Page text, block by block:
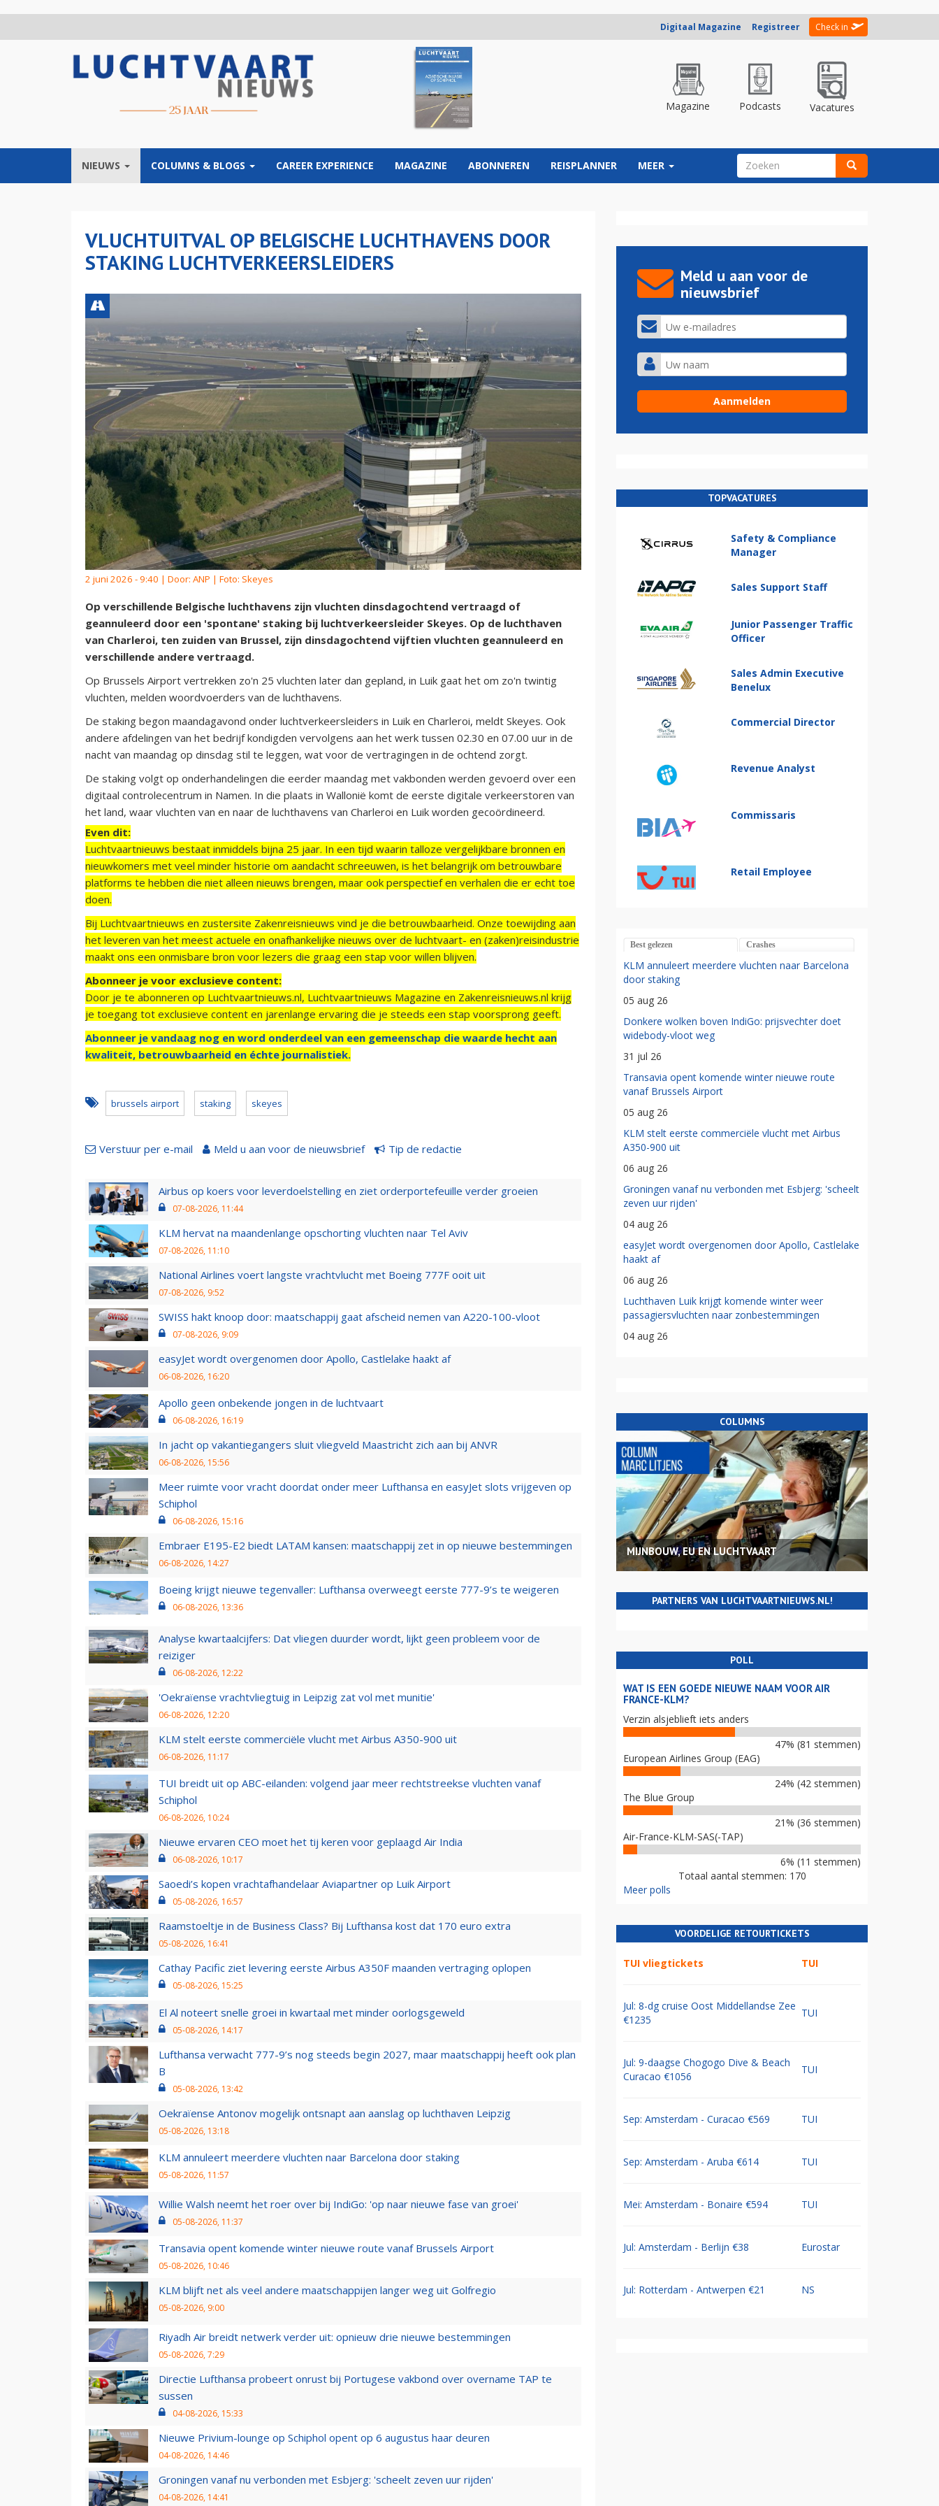
Digitaal Magazine Registreer Check in
Magazine Podcasts Vacatures
NIEUWS COLUMNS & BLOGS CAREER EXPERIENCE MAGAZINE ABONNEREN REISPLANNER MEER ZOEKVELD
VLUCHTUITVAL OP BELGISCHE LUCHTHAVENS DOOR
STAKING LUCHTVERKEERSLEIDERS
2 juni 2026 - 9:40 | Door: ANP | Foto: Skeyes
Op verschillende Belgische luchthavens zijn vluchten dinsdagochtend vertraagd of
geannuleerd door een 'spontane' staking bij luchtverkeersleider Skeyes. Op de luchthaven
van Charleroi, ten zuiden van Brussel, zijn dinsdagochtend vijftien vluchten geannuleerd en
verschillende andere vertraagd.
Op Brussels Airport vertrekken zo'n 25 vluchten later dan gepland, in Luik gaat het om zo'n twintig
vluchten, melden woordvoerders van de luchthavens.
De staking begon maandagavond onder luchtverkeersleiders in Luik en Charleroi, meldt Skeyes. Ook
andere afdelingen van het bedrijf kondigden vervolgens aan het werk tussen 02.30 en 07.00 uur in de
nacht van maandag op dinsdag stil te leggen, wat voor de vertragingen in de ochtend zorgt.
De staking volgt op onderhandelingen die eerder maandag met vakbonden werden gevoerd over een
digitaal controlecentrum in Namen. In die plaats in Wallonië komt de eerste digitale verkeerstoren van
het land, waar vluchten van en naar de luchthavens van Charleroi en Luik worden gecoördineerd.
Even dit:
Luchtvaartnieuws bestaat inmiddels bijna 25 jaar. In een tijd waarin talloze vergelijkbare bronnen en
nieuwkomers met veel minder historie om aandacht schreeuwen, is het belangrijk om betrouwbare
platforms te hebben die niet alleen nieuws brengen, maar ook perspectief en verhalen die er echt toe
doen.
Bij Luchtvaartnieuws en zustersite Zakenreisnieuws vind je die betrouwbaarheid. Onze toewijding aan
het leveren van het meest actuele en onafhankelijke nieuws over de luchtvaart- en (zaken)reisindustrie
maakt ons een onmisbare bron voor lezers die graag een stap voor willen blijven.
Abonneer je voor exclusieve content:
Door je te abonneren op Luchtvaartnieuws.nl, Luchtvaartnieuws Magazine en Zakenreisnieuws.nl krijg
je toegang tot exclusieve content en jarenlange ervaring die je steeds een stap voorsprong geeft.
Abonneer je vandaag nog en word onderdeel van een gemeenschap die waarde hecht aan
kwaliteit, betrouwbaarheid en échte journalistiek.
brussels airport staking skeyes
Verstuur per e-mail Meld u aan voor de nieuwsbrief Tip de redactie
Airbus op koers voor leverdoelstelling en ziet orderportefeuille verder groeien
07-08-2026, 11:44
KLM hervat na maandenlange opschorting vluchten naar Tel Aviv
07-08-2026, 11:10
National Airlines voert langste vrachtvlucht met Boeing 777F ooit uit
07-08-2026, 9:52
SWISS hakt knoop door: maatschappij gaat afscheid nemen van A220-100-vloot
07-08-2026, 9:09
easyJet wordt overgenomen door Apollo, Castlelake haakt af
06-08-2026, 16:20
Apollo geen onbekende jongen in de luchtvaart
06-08-2026, 16:19
In jacht op vakantiegangers sluit vliegveld Maastricht zich aan bij ANVR
06-08-2026, 15:56
Meer ruimte voor vracht doordat onder meer Lufthansa en easyJet slots vrijgeven op
Schiphol
06-08-2026, 15:16
Embraer E195-E2 biedt LATAM kansen: maatschappij zet in op nieuwe bestemmingen
06-08-2026, 14:27
Boeing krijgt nieuwe tegenvaller: Lufthansa overweegt eerste 777-9’s te weigeren
06-08-2026, 13:36
Analyse kwartaalcijfers: Dat vliegen duurder wordt, lijkt geen probleem voor de
reiziger
06-08-2026, 12:22
'Oekraïense vrachtvliegtuig in Leipzig zat vol met munitie'
06-08-2026, 12:20
KLM stelt eerste commerciële vlucht met Airbus A350-900 uit
06-08-2026, 11:17
TUI breidt uit op ABC-eilanden: volgend jaar meer rechtstreekse vluchten vanaf
Schiphol
06-08-2026, 10:24
Nieuwe ervaren CEO moet het tij keren voor geplaagd Air India
06-08-2026, 10:17
Saoedi’s kopen vrachtafhandelaar Aviapartner op Luik Airport
05-08-2026, 16:57
Raamstoeltje in de Business Class? Bij Lufthansa kost dat 170 euro extra
05-08-2026, 16:41
Cathay Pacific ziet levering eerste Airbus A350F maanden vertraging oplopen
05-08-2026, 15:25
El Al noteert snelle groei in kwartaal met minder oorlogsgeweld
05-08-2026, 14:17
Lufthansa verwacht 777-9’s nog steeds begin 2027, maar maatschappij heeft ook plan
B
05-08-2026, 13:42
Oekraïense Antonov mogelijk ontsnapt aan aanslag op luchthaven Leipzig
05-08-2026, 13:18
KLM annuleert meerdere vluchten naar Barcelona door staking
05-08-2026, 11:57
Willie Walsh neemt het roer over bij IndiGo: 'op naar nieuwe fase van groei'
05-08-2026, 11:37
Transavia opent komende winter nieuwe route vanaf Brussels Airport
05-08-2026, 10:46
KLM blijft net als veel andere maatschappijen langer weg uit Golfregio
05-08-2026, 9:00
Riyadh Air breidt netwerk verder uit: opnieuw drie nieuwe bestemmingen
05-08-2026, 7:29
Directie Lufthansa probeert onrust bij Portugese vakbond over overname TAP te
sussen
04-08-2026, 15:33
Nieuwe Privium-lounge op Schiphol opent op 6 augustus haar deuren
04-08-2026, 14:46
Groningen vanaf nu verbonden met Esbjerg: 'scheelt zeven uur rijden'
04-08-2026, 14:41
Meld u aan voor de
nieuwsbrief
TOPVACATURES
Safety & Compliance
Manager
Sales Support Staff
Junior Passenger Traffic
Officer
Sales Admin Executive
Benelux
Commercial Director
Revenue Analyst
Commissaris
Retail Employee
Best gelezen Crashes
KLM annuleert meerdere vluchten naar Barcelona
door staking
05 aug 26
Donkere wolken boven IndiGo: prijsvechter doet
widebody-vloot weg
31 jul 26
Transavia opent komende winter nieuwe route
vanaf Brussels Airport
05 aug 26
KLM stelt eerste commerciële vlucht met Airbus
A350-900 uit
06 aug 26
Groningen vanaf nu verbonden met Esbjerg: 'scheelt
zeven uur rijden'
04 aug 26
easyJet wordt overgenomen door Apollo, Castlelake
haakt af
06 aug 26
Luchthaven Luik krijgt komende winter weer
passagiersvluchten naar zonbestemmingen
04 aug 26
COLUMNS
MIJNBOUW, EU EN LUCHTVAART
PARTNERS VAN LUCHTVAARTNIEUWS.NL!
POLL
WAT IS EEN GOEDE NIEUWE NAAM VOOR AIR
FRANCE-KLM?
Verzin alsjeblieft iets anders
47% (81 stemmen)
European Airlines Group (EAG)
24% (42 stemmen)
The Blue Group
21% (36 stemmen)
Air-France-KLM-SAS(-TAP)
6% (11 stemmen)
Totaal aantal stemmen: 170
Meer polls
VOORDELIGE RETOURTICKETS
TUI vliegtickets TUI
Jul: 8-dg cruise Oost Middellandse Zee
€1235
TUI
Jul: 9-daagse Chogogo Dive & Beach
Curacao €1056
TUI
Sep: Amsterdam - Curacao €569 TUI
Sep: Amsterdam - Aruba €614 TUI
Mei: Amsterdam - Bonaire €594 TUI
Jul: Amsterdam - Berlijn €38 Eurostar
Jul: Rotterdam - Antwerpen €21 NS